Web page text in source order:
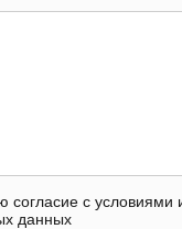
согласие с условиями
данных